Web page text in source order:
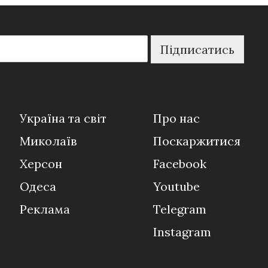
Підписатись
Україна та світ
Миколаїв
Херсон
Одеса
Реклама
Про нас
Поскаржитися
Facebook
Youtube
Telegram
Instagram